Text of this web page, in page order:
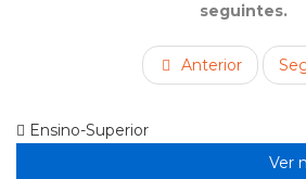
seguintes.
Anterior
Ensino-Superior
Ver